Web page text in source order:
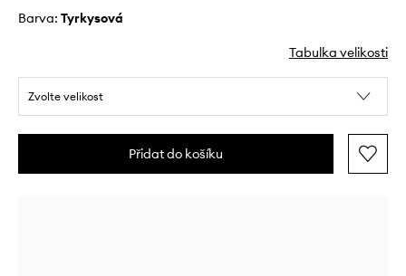
Barva: tyrkysová
Tabulka velikosti
Zvolte velikost
Přidat do košíku